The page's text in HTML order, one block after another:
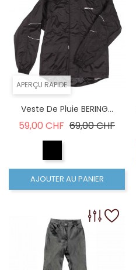
APERÇU RAPIDE
Veste De Pluie BERING...
59,00 CHF Prix de base
69,00 CHFPrix
AJOUTER AU PANIER